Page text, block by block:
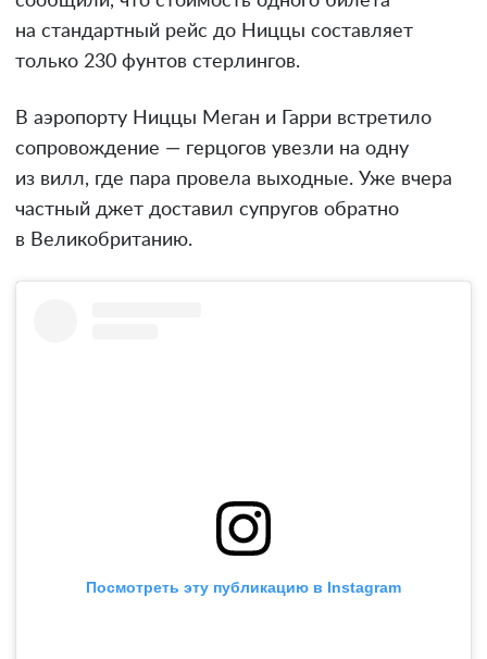
на стандартный рейс до Ниццы составляет
только 230 фунтов стерлингов.
В аэропорту Ниццы Меган и Гарри встретило
сопровождение — герцогов увезли на одну
из вилл, где пара провела выходные. Уже вчера
частный джет доставил супругов обратно
в Великобританию.
Посмотреть эту публикацию в Instagram